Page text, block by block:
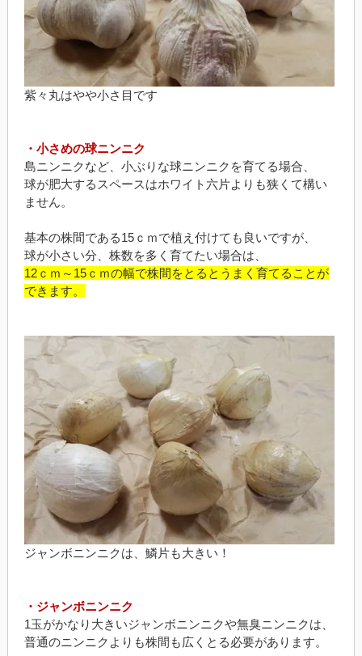
紫々丸はやや小さ目です
・小さめの球ニンニク
島ニンニクなど、小ぶりな球ニンニクを育てる場合、
球が肥大するスペースはホワイト六片よりも狭くて構い
ません。
基本の株間である15ｃｍで植え付けても良いですが、
球が小さい分、株数を多く育てたい場合は、
12ｃｍ～15ｃｍの幅で株間をとるとうまく育てることが
できます。
ジャンボニンニクは、鱗片も大きい！
・ジャンボニンニク
1玉がかなり大きいジャンボニンニクや無臭ニンニクは、
普通のニンニクよりも株間も広くとる必要があります。